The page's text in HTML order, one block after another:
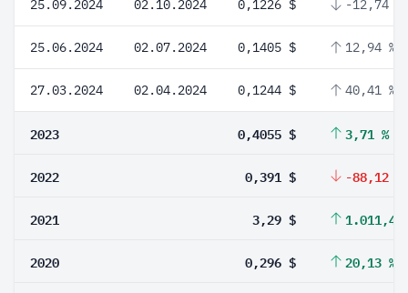
25.09.2024 02.10.2024 0,1226 $ -12,74 %
25.06.2024 02.07.2024 0,1405 $ 12,94 %
27.03.2024 02.04.2024 0,1244 $ 40,41 %
2023 0,4055 $ 3,71 %
2022 0,391 $ -88,12 %
2021 3,29 $ 1.011,49
2020 0,296 $ 20,13 %